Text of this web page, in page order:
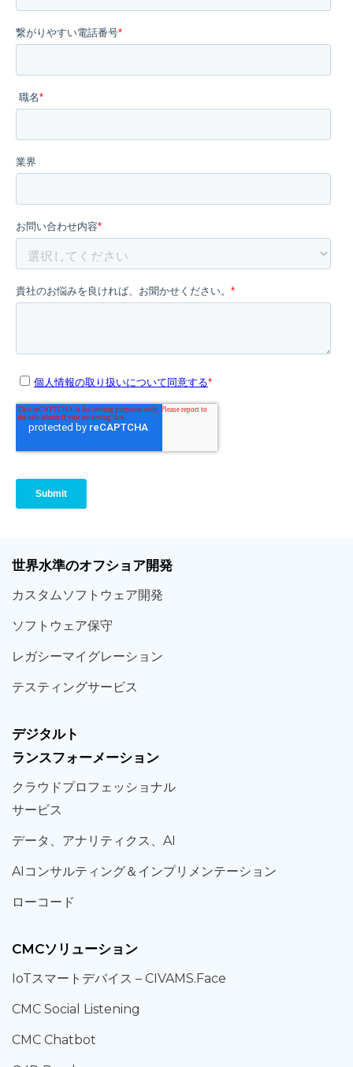
世界水準のオフショア開発
カスタムソフトウェア開発
ソフト ウェア保守
レガシーマイグレーション
テスティングサービス
デジタルト
ランスフォーメーション
クラウドプロフェッショナル
サービス
データ、 アナリティクス、 AI
AIコンサルティング＆ インプリメンテーション
ローコード
CMCソリューション
IoTスマートデバイス – CIVAMS.Face
CMC Social Listening
CMC Chatbot